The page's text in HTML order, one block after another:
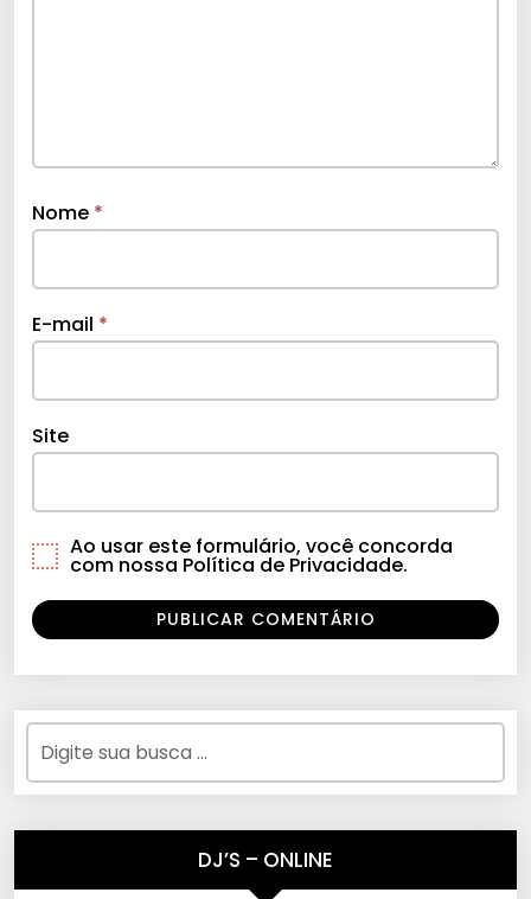
Nome *
E-mail *
Site
Ao usar este formulário, você concorda
com nossa Política de Privacidade.
DJ’S – ONLINE